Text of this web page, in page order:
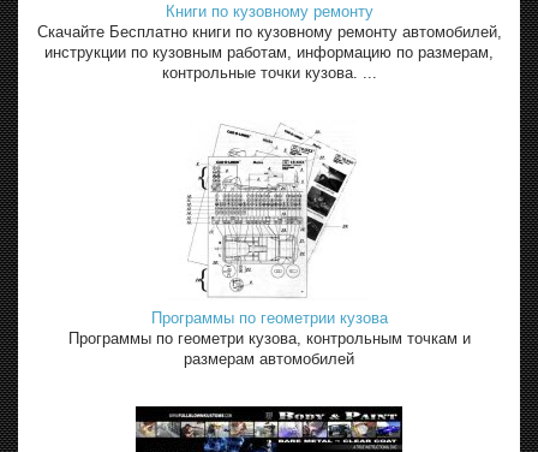
Книги по кузовному ремонту
Скачайте Бесплатно книги по кузовному ремонту автомобилей,
инструкции по кузовным работам, информацию по размерам,
контрольные точки кузова. ...
Программы по геометрии кузова
Программы по геометри кузова, контрольным точкам и
размерам автомобилей